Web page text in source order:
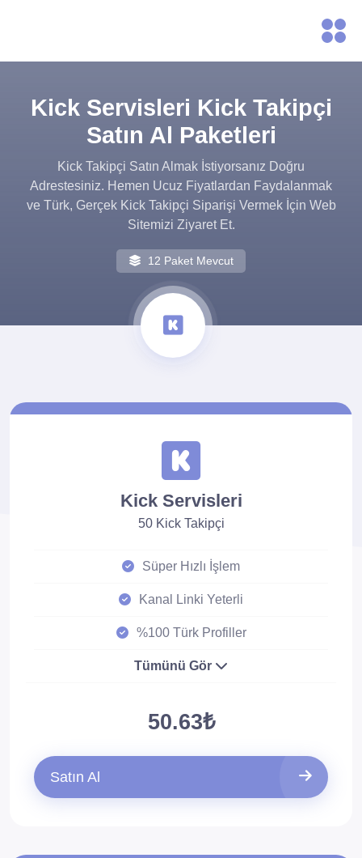
Kick Servisleri Kick Takipçi
Satın Al Paketleri
Kick Takipçi Satın Almak İstiyorsanız Doğru
Adrestesiniz. Hemen Ucuz Fiyatlardan Faydalanmak
ve Türk, Gerçek Kick Takipçi Siparişi Vermek İçin Web
Sitemizi Ziyaret Et.
12 Paket Mevcut
Kick Servisleri
50 Kick Takipçi
Süper Hızlı İşlem
Kanal Linki Yeterli
%100 Türk Profiller
Tümünü Gör
50.63₺
Satın Al